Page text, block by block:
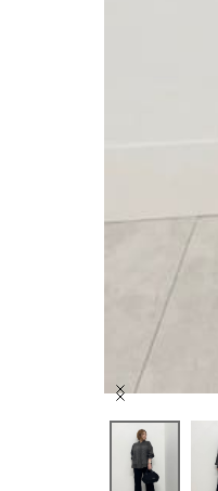
Item